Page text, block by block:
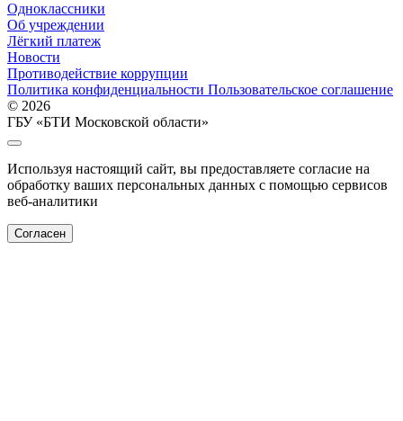
Одноклассники
Об учреждении
Лёгкий платеж
Новости
Противодействие коррупции
Политика конфиденциальности Пользовательское соглашение
© 2026
ГБУ «БТИ Московской области»
Используя настоящий сайт, вы предоставляете согласие на
обработку ваших персональных данных с помощью сервисов
веб-аналитики
Согласен